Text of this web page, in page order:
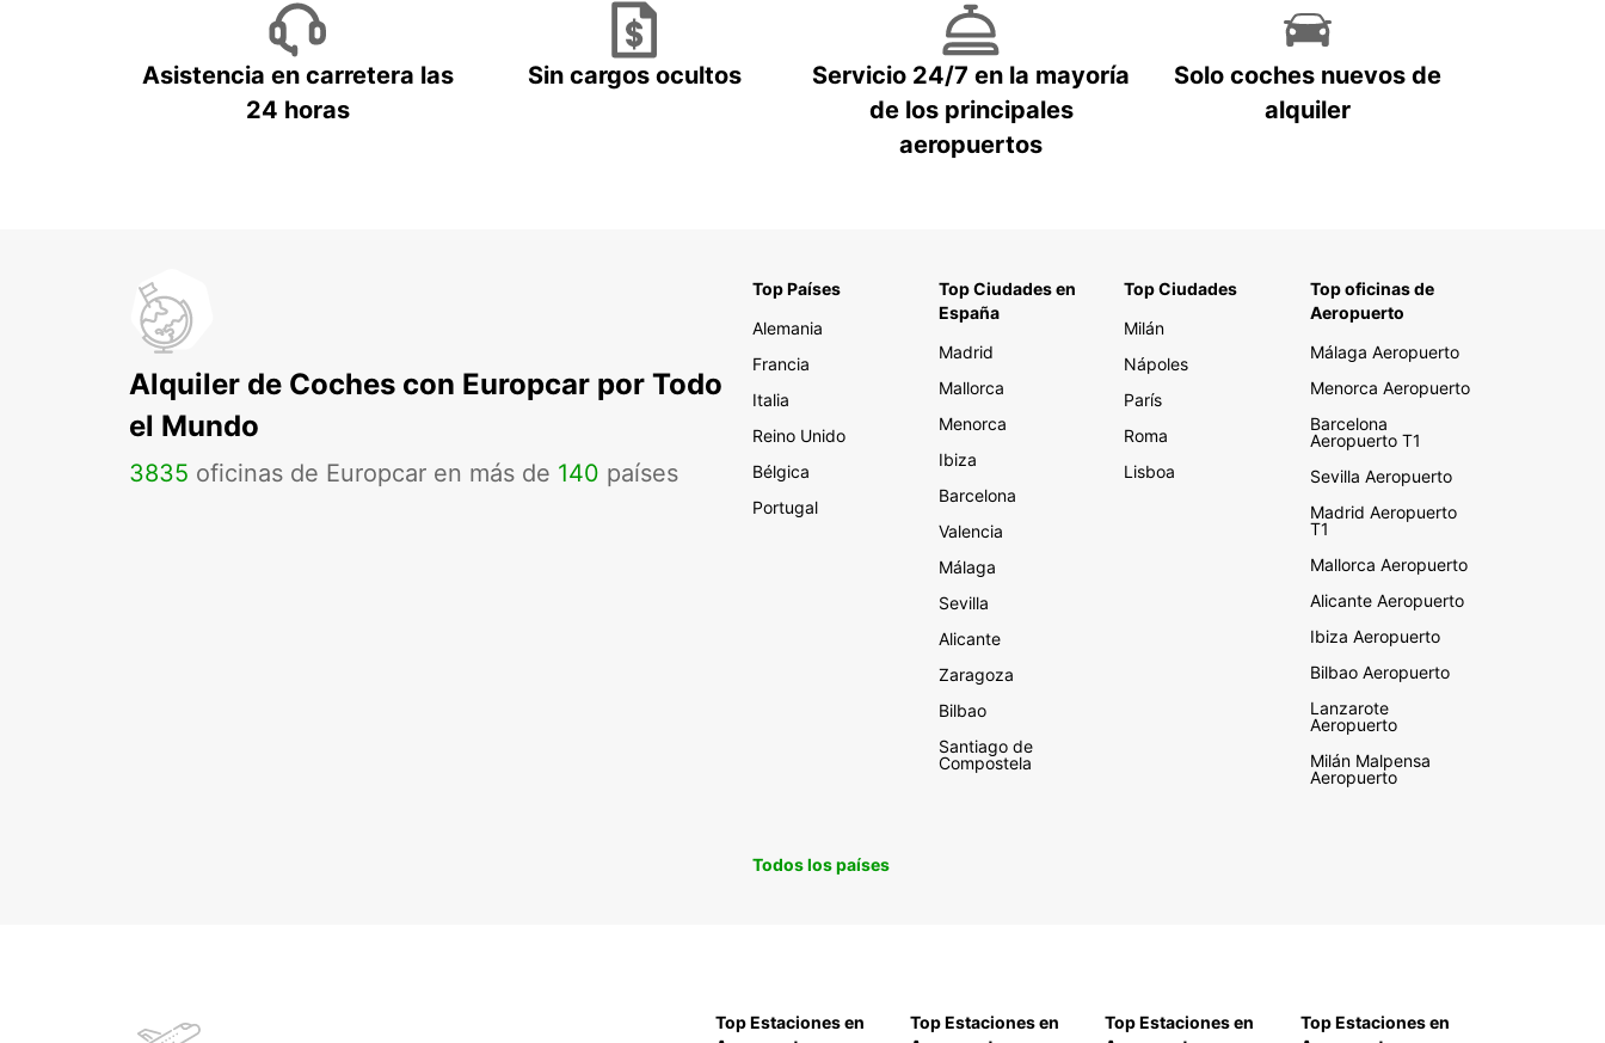
Asistencia en carretera las
24 horas
Sin cargos ocultos
Servicio 24/7 en la mayoría
de los principales
aeropuertos
Solo coches nuevos de
alquiler
Alquiler de Coches con Europcar por Todo
el Mundo
3835 oficinas de Europcar en más de 140 países
Top Países
Alemania
Francia
Italia
Reino Unido
Bélgica
Portugal
Top Ciudades en
España
Madrid
Mallorca
Menorca
Ibiza
Barcelona
Valencia
Málaga
Sevilla
Alicante
Zaragoza
Bilbao
Santiago de
Compostela
Top Ciudades
Milán
Nápoles
París
Roma
Lisboa
Top oficinas de
Aeropuerto
Málaga Aeropuerto
Menorca Aeropuerto
Barcelona
Aeropuerto T1
Sevilla Aeropuerto
Madrid Aeropuerto
T1
Mallorca Aeropuerto
Alicante Aeropuerto
Ibiza Aeropuerto
Bilbao Aeropuerto
Lanzarote
Aeropuerto
Milán Malpensa
Aeropuerto
Todos los países
Top Estaciones en
Top Estaciones en
Top Estaciones en
Top Estaciones en